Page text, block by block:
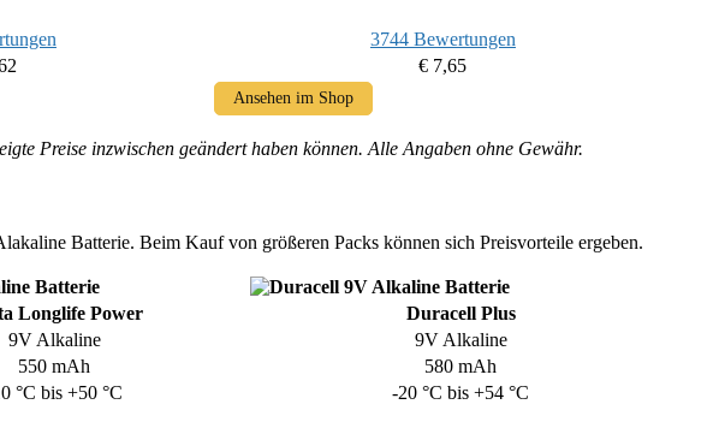
3744 Bewertungen
€ 7,65
Ansehen im Shop
Preise inzwischen geändert haben können. Alle Angaben ohne Gewähr.
Batterie. Beim Kauf von größeren Packs können sich Preisvorteile ergeben.
Longlife Power
Duracell Plus
9V Alkaline
9V Alkaline
550 mAh
580 mAh
°C bis +50 °C
-20 °C bis +54 °C